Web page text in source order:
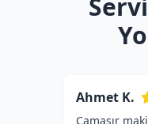
Ahmet K.
Çamaşır